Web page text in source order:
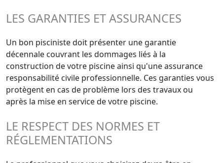
LES GARANTIES ET ASSURANCES
Un bon pisciniste doit présenter une garantie
décennale couvrant les dommages liés à la
construction de votre piscine ainsi qu'une assurance
responsabilité civile professionnelle. Ces garanties vous
protègent en cas de problème lors des travaux ou
après la mise en service de votre piscine.
LE RESPECT DES NORMES ET
RÉGLEMENTATIONS